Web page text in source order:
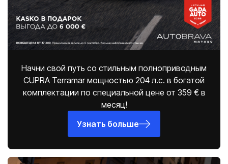
Для предприятий
Вакансии
Контакты
Салоны
ул. К. Улманя гатве, 96
CUPRA Garage un XPENG
Помощь на дороге
Начни свой путь со стильным полноприводным
CUPRA Terramar мощностью 204 л.с. в богатой
комплектации по специальной цене от 359 € в
месяц!
Узнать больше